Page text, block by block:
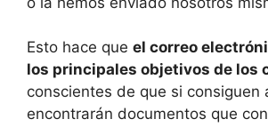
Esto hace que el correo
los principales objetivos de los
conscientes de que si consiguen
encontrarán documentos que